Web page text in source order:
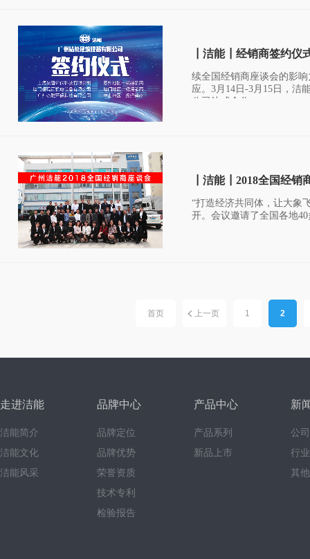
┃洁能┃经销商签约仪
续全国经销商座谈会的影
应。3月14日-3月15日，洁
公司达成合作...
┃洁能┃2018全国经销
“打造经济共同体，让大象
开。会议邀请了全国各地
首页 上一页 1 2
走进洁能
洁能简介
洁能文化
洁能风采
品牌中心
品牌定位
品牌优势
荣誉资质
技术专利
检验报告
产品中心
产品系列
新品上市
新
公
行
其